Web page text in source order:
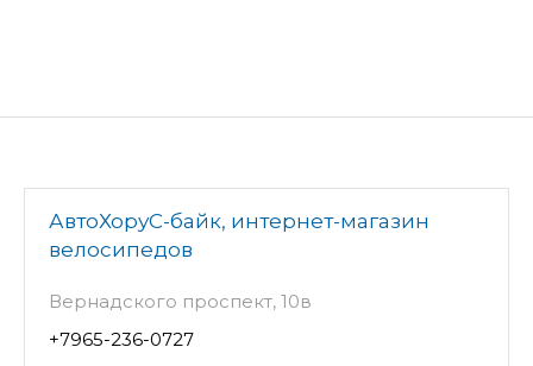
АвтоХоруС-байк, интернет-магазин
велосипедов
Вернадского проспект, 10в
+7965-236-0727